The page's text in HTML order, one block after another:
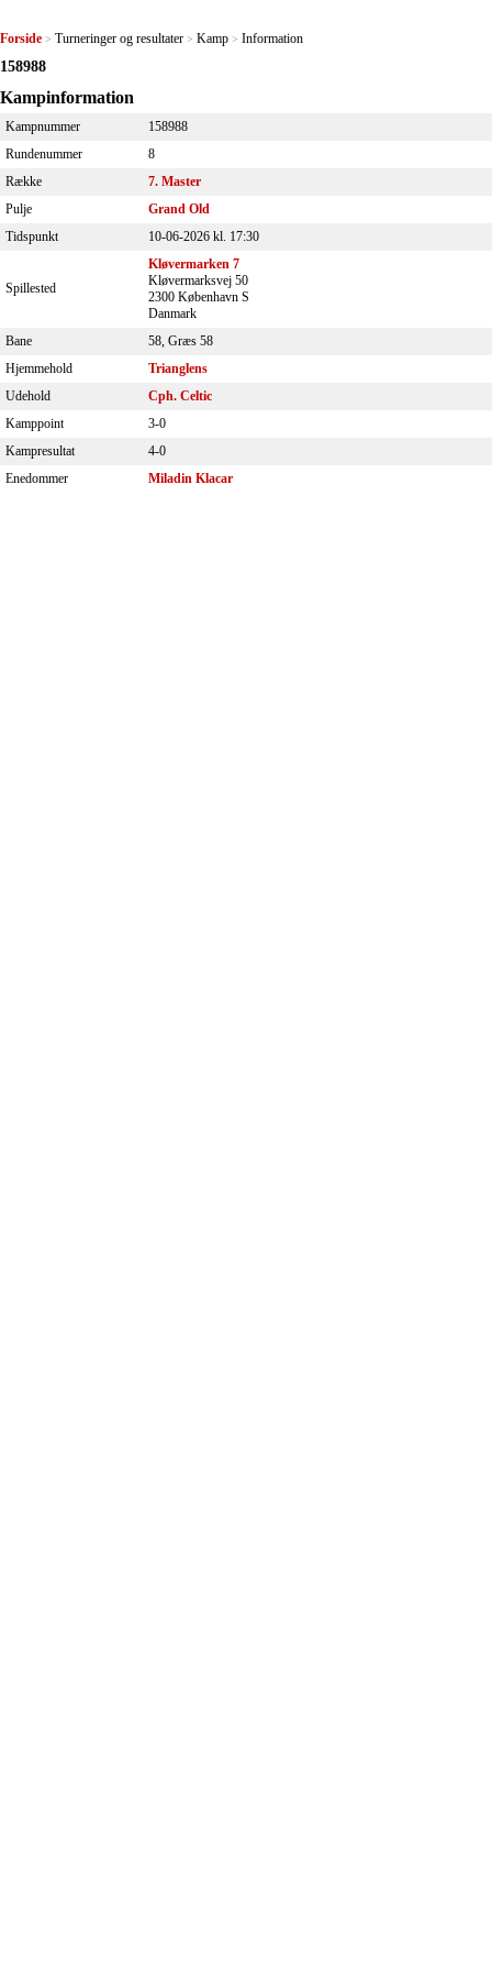
Forside > Turneringer og resultater > Kamp > Information
158988
Kampinformation
Kampnummer
158988
Rundenummer
8
Række
7. Master
Pulje
Grand Old
Tidspunkt
10-06-2026 kl. 17:30
Spillested
Kløvermarken 7
Kløvermarksvej 50
2300 København S
Danmark
Bane
58, Græs 58
Hjemmehold
Trianglens
Udehold
Cph. Celtic
Kamppoint
3-0
Kampresultat
4-0
Enedommer
Miladin Klacar